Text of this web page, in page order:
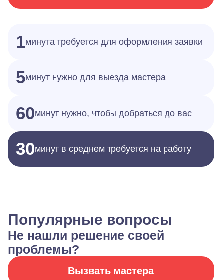
1минута требуется для оформления заявки
5минут нужно для выезда мастера
60минут нужно, чтобы добраться до вас
30минут в среднем требуется на работу
Популярные вопросы
Не нашли решение своей
проблемы?
Вызвать мастера